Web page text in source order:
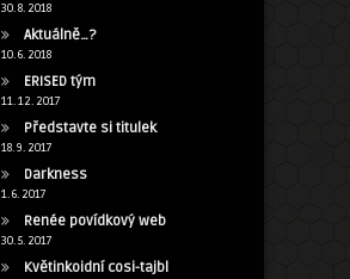
30. 8. 2018
Aktuálně…?
10. 6. 2018
ERISED tým
11. 12. 2017
Představte si titulek
18. 9. 2017
Darkness
1. 6. 2017
Renée povídkový web
30. 5. 2017
Květinkoidní cosi-tajbl